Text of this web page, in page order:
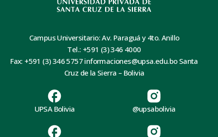
Campus Universitario: Av. Paraguá y 4to. Anillo
Tel.: +591 (3) 346 4000
Fax: +591 (3) 346 5757 informaciones@upsa.edu.bo Santa
Cruz de la Sierra – Bolivia
UPSA Bolivia @upsabolivia